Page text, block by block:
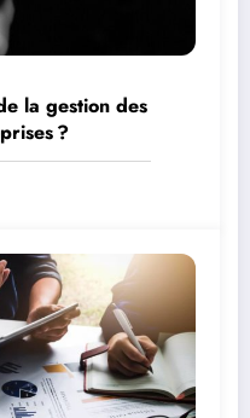
la gestion des
?